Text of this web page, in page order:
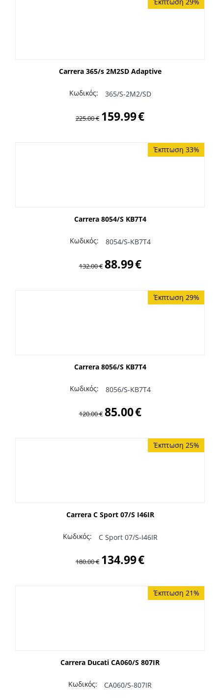
Carrera 365/s 2M2SD Adaptive
Κωδικός: 365/S-2M2/SD
225.00€ 159.99€
Έκπτωση 33%
Carrera 8054/S KB7T4
Κωδικός: 8054/S-KB7T4
132.00€ 88.99€
Έκπτωση 29%
Carrera 8056/S KB7T4
Κωδικός: 8056/S-KB7T4
120.00€ 85.00€
Έκπτωση 25%
Carrera C Sport 07/S I46IR
Κωδικός: C Sport 07/S-I46IR
180.00€ 134.99€
Έκπτωση 21%
Carrera Ducati CA060/S 807IR
Κωδικός: CA060/S-807IR